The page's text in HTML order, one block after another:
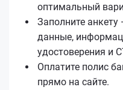
оптимальный
Заполните анкету
данные,
удостоверения и
Оплатите полис
прямо на сайте.